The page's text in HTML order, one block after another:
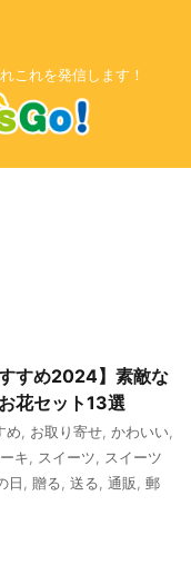
これを発信します！
すめ2024】素敵な
花セット13選
め お取り寄せ かわいい
キ スイーツ
スイーツ
日 贈る 送る 通販
郵